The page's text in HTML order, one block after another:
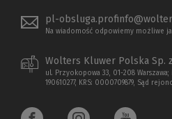
pl-
Na wiadomość odpowiemy możliwe
Wolters Kluwer Polska Sp.
ul. Przyokopowa 33, 01-208 Warszawa;
190610277, KRS: 0000709879, Sąd